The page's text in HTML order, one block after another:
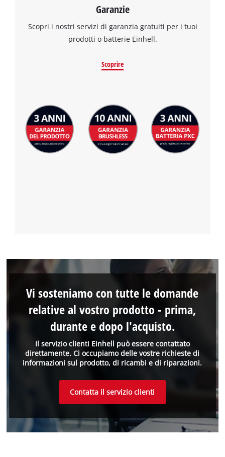
Garanzie
Scopri i nostri servizi di garanzia gratuiti per i tuoi
prodotti o batterie Einhell.
Scoprire
Il servizio clienti Einhell può essere contattato
direttamente. Ci occupiamo delle vostre richieste di
informazioni sul prodotto, di ricambi e di riparazioni.
Vi sosteniamo con tutte le domande
relative al vostro prodotto - prima,
durante e dopo l'acquisto.
Contatta il servizio clienti